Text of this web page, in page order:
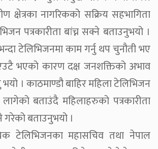
क्षेत्रका नागरिकको सक्रिय सहभागिता
पत्रकारीता बांच्न सक्ने बताउनुभयो ।
टेलिभिजनमा काम गर्नु थप चुनौती भए
भएको कारण दक्ष जनशक्तिको अभाव
। काठमाण्डौ बाहिर महिला टेलिभिजन
बताउंदै महिलाहरुको पत्रकारीता
बताउनुभयो ।
टेलिभिजनका महासचिव तथा नेपाल